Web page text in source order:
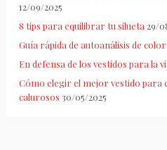
12/09/2025
8 tips para equilibrar tu silueta 29/
Guía rápida de autoanálisis de color
En defensa de los vestidos para la
Cómo elegir el mejor vestido para
calurosos 30/05/2025